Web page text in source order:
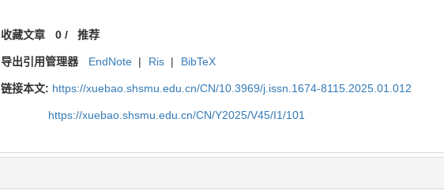
收藏文章 0/ 推荐
导出引用管理器 EndNote | Ris | BibTeX
链接本文: https://xuebao.shsmu.edu.cn/CN/10.3969/j.issn.1674-8115.2025.01.012
https://xuebao.shsmu.edu.cn/CN/Y2025/V45/I1/101